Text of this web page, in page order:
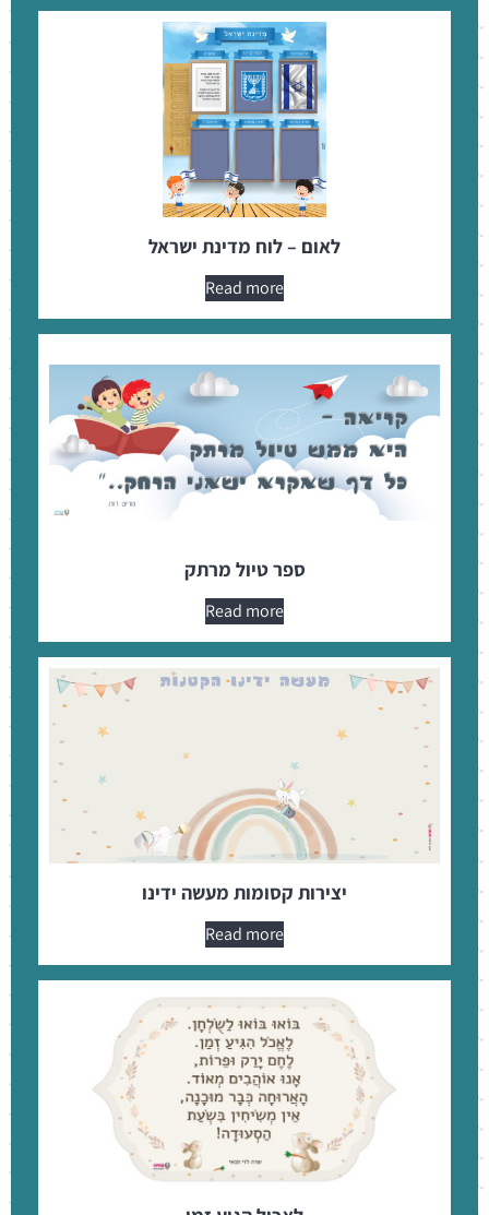
לאום – לוח מדינת ישראל
Read more
ספר טיול מרתק
Read more
יצירות קסומות מעשה ידינו
Read more